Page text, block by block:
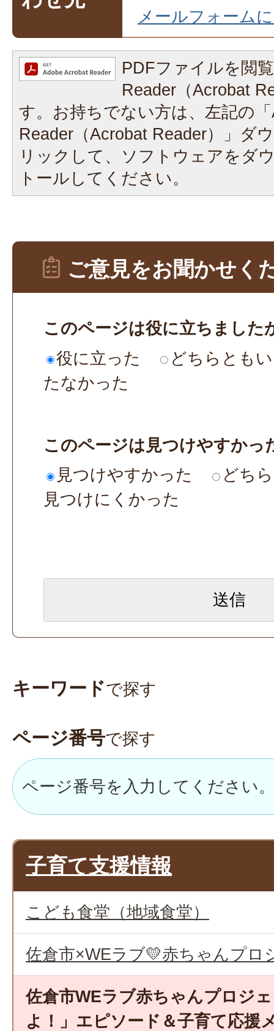
メールフォーム
PDFファイルを閲
Reader（Acrobat
す。お持ちでない方は、左記の
Reader（Acrobat Reader）」ダ
リックして、ソフトウェアをダ
トールしてください。
ご意見をお聞かせく
このページは役に立ちました
役に立った
どちらとも
たなかった
このページは見つけやすかっ
見つけやすかった
どち
見つけにくかった
キーワードで探す
ページ番号で探す
子育て支援情報
こども食堂（地域食堂）
佐倉市×WEラブ💛赤ちゃんプロ
佐倉市WEラブ赤ちゃんプロジ
よ！」エピソード＆子育て応援